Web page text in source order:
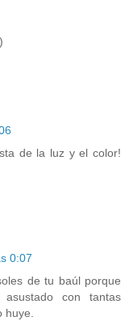
de la luz y el color!
0:07
de tu baúl porque
con tantas